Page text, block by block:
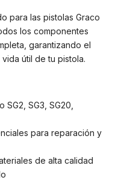
para las pistolas Graco
los componentes
garantizando el
útil de tu pistola.
SG2, SG3, SG20,
para reparación y
de alta calidad